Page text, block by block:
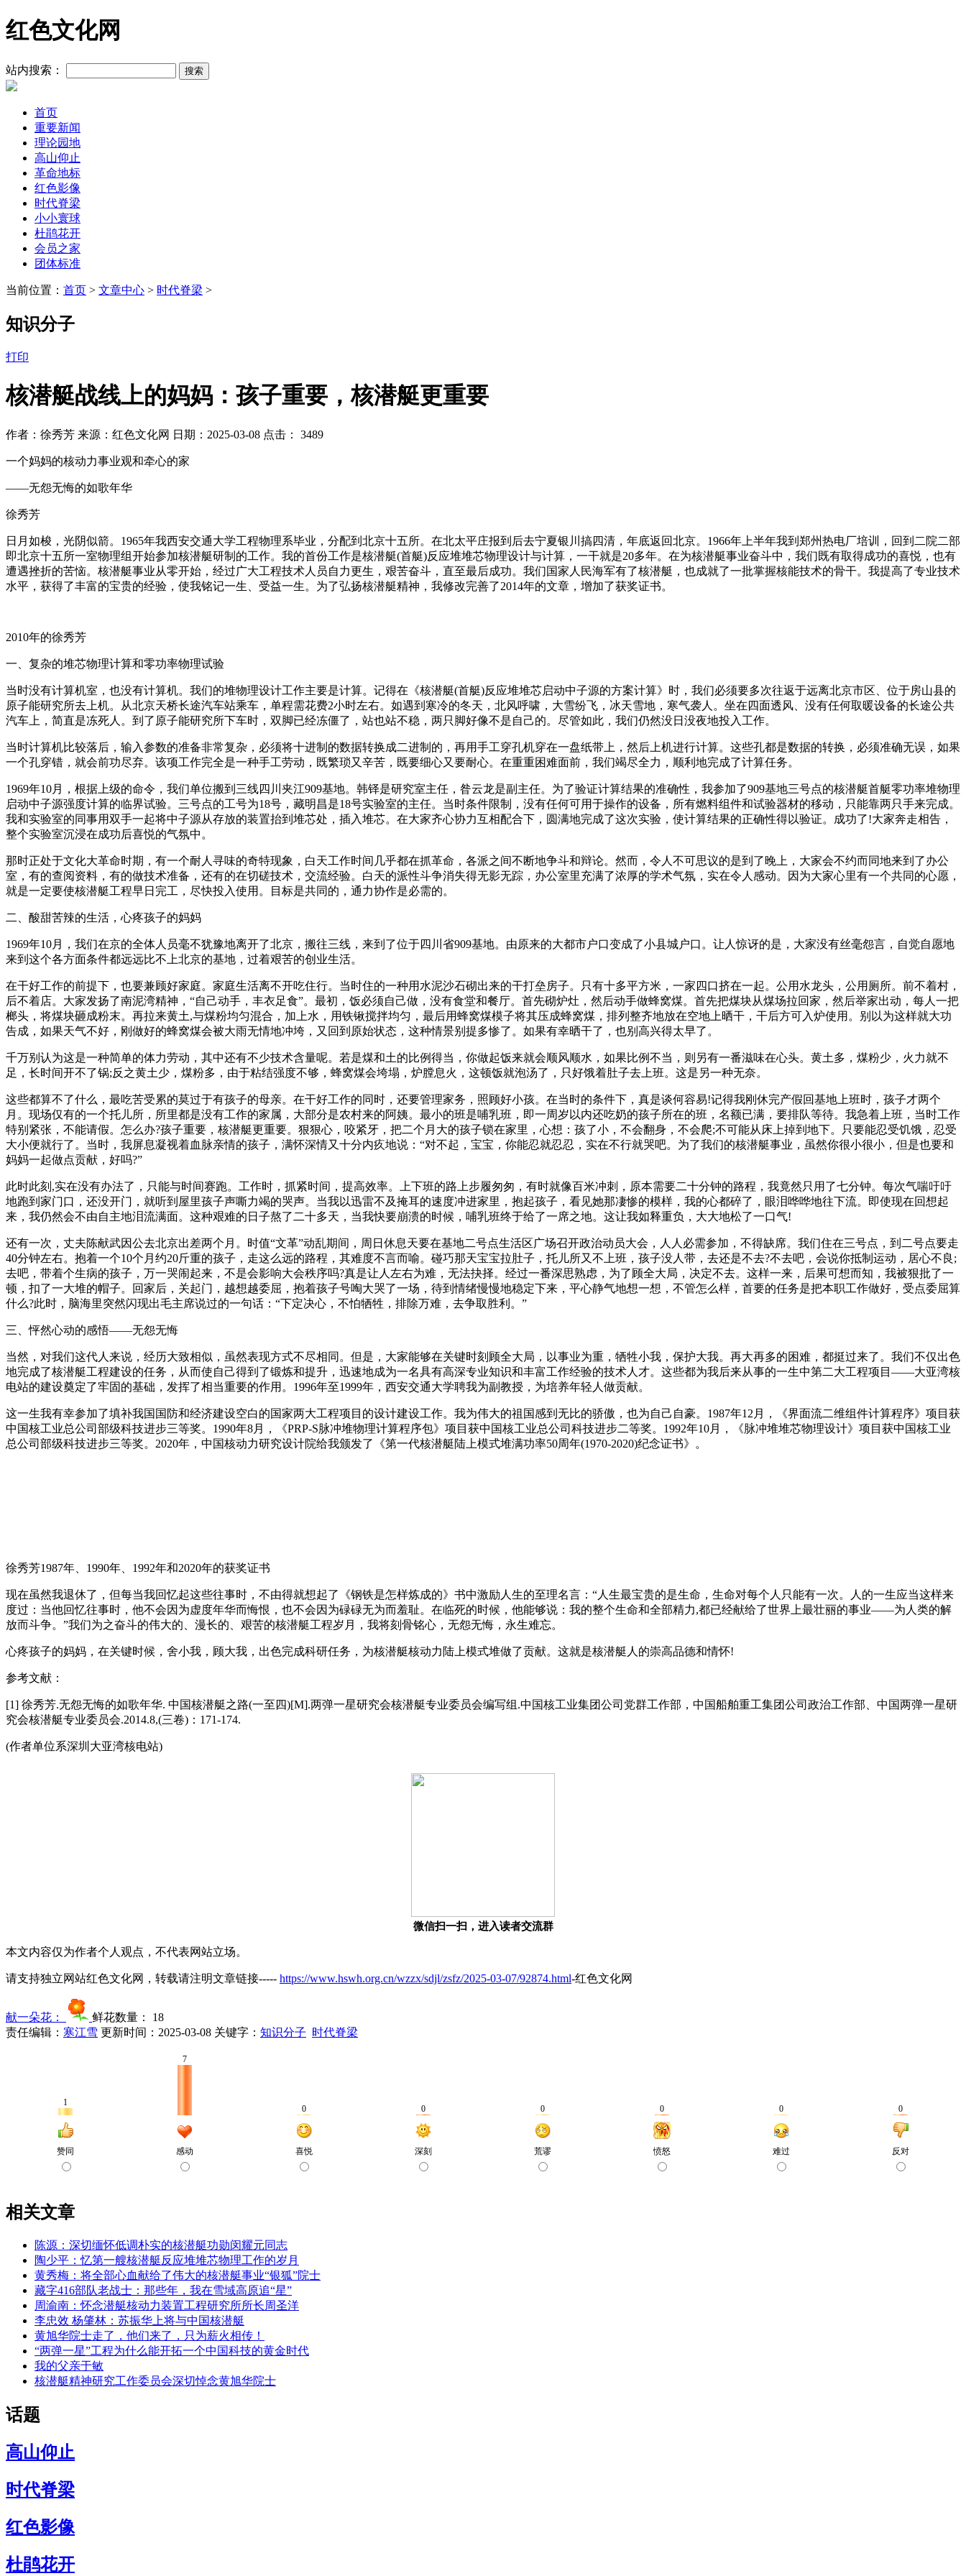
红色文化网
站内搜索：
首页
重要新闻
理论园地
高山仰止
革命地标
红色影像
时代脊梁
小小寰球
杜鹃花开
会员之家
团体标准
当前位置： 首页 > 文章中心 > 时代脊梁 >
知识分子
打印
核潜艇战线上的妈妈：孩子重要，核潜艇更重要
作者：徐秀芳 来源：红色文化网 日期：2025-03-08 点击： 3489
一个妈妈的核动力事业观和牵心的家
——无怨无悔的如歌年华
徐秀芳
日月如梭，光阴似箭。1965年我西安交通大学工程物理系毕业，分配到北京十五所。在北太平庄报到后去宁夏银川搞四清，年底返回北京。1966年上半年我到郑州热电厂培训，回到二院二部
即北京十五所一室物理组开始参加核潜艇研制的工作。我的首份工作是核潜艇(首艇)反应堆堆芯物理设计与计算，一干就是20多年。在为核潜艇事业奋斗中，我们既有取得成功的喜悦，也有
遭遇挫折的苦恼。核潜艇事业从零开始，经过广大工程技术人员自力更生，艰苦奋斗，直至最后成功。我们国家人民海军有了核潜艇，也成就了一批掌握核能技术的骨干。我提高了专业技术
水平，获得了丰富的宝贵的经验，使我铭记一生、受益一生。为了弘扬核潜艇精神，我修改完善了2014年的文章，增加了获奖证书。
2010年的徐秀芳
一、复杂的堆芯物理计算和零功率物理试验
当时没有计算机室，也没有计算机。我们的堆物理设计工作主要是计算。记得在《核潜艇(首艇)反应堆堆芯启动中子源的方案计算》时，我们必须要多次往返于远离北京市区、位于房山县的
原子能研究所去上机。从北京天桥长途汽车站乘车，单程需花费2小时左右。如遇到寒冷的冬天，北风呼啸，大雪纷飞，冰天雪地，寒气袭人。坐在四面透风、没有任何取暖设备的长途公共
汽车上，简直是冻死人。到了原子能研究所下车时，双脚已经冻僵了，站也站不稳，两只脚好像不是自己的。尽管如此，我们仍然没日没夜地投入工作。
当时计算机比较落后，输入参数的准备非常复杂，必须将十进制的数据转换成二进制的，再用手工穿孔机穿在一盘纸带上，然后上机进行计算。这些孔都是数据的转换，必须准确无误，如果
一个孔穿错，就会前功尽弃。该项工作完全是一种手工劳动，既繁琐又辛苦，既要细心又要耐心。在重重困难面前，我们竭尽全力，顺利地完成了计算任务。
1969年10月，根据上级的命令，我们单位搬到三线四川夹江909基地。韩铎是研究室主任，昝云龙是副主任。为了验证计算结果的准确性，我参加了909基地三号点的核潜艇首艇零功率堆物理
启动中子源强度计算的临界试验。三号点的工号为18号，藏明昌是18号实验室的主任。当时条件限制，没有任何可用于操作的设备，所有燃料组件和试验器材的移动，只能靠两只手来完成。
我和实验室的同事用双手一起将中子源从存放的装置抬到堆芯处，插入堆芯。在大家齐心协力互相配合下，圆满地完成了这次实验，使计算结果的正确性得以验证。成功了!大家奔走相告，
整个实验室沉浸在成功后喜悦的气氛中。
那时正处于文化大革命时期，有一个耐人寻味的奇特现象，白天工作时间几乎都在抓革命，各派之间不断地争斗和辩论。然而，令人不可思议的是到了晚上，大家会不约而同地来到了办公
室，有的查阅资料，有的做技术准备，还有的在切磋技术，交流经验。白天的派性斗争消失得无影无踪，办公室里充满了浓厚的学术气氛，实在令人感动。因为大家心里有一个共同的心愿，
就是一定要使核潜艇工程早日完工，尽快投入使用。目标是共同的，通力协作是必需的。
二、酸甜苦辣的生活，心疼孩子的妈妈
1969年10月，我们在京的全体人员毫不犹豫地离开了北京，搬往三线，来到了位于四川省909基地。由原来的大都市户口变成了小县城户口。让人惊讶的是，大家没有丝毫怨言，自觉自愿地
来到这个各方面条件都远远比不上北京的基地，过着艰苦的创业生活。
在干好工作的前提下，也要兼顾好家庭。家庭生活离不开吃住行。当时住的一种用水泥沙石砌出来的干打垒房子。只有十多平方米，一家四口挤在一起。公用水龙头，公用厕所。前不着村，
后不着店。大家发扬了南泥湾精神，“自己动手，丰衣足食”。最初，饭必须自己做，没有食堂和餐厅。首先砌炉灶，然后动手做蜂窝煤。首先把煤块从煤场拉回家，然后举家出动，每人一把
榔头，将煤块砸成粉末。再拉来黄土,与煤粉均匀混合，加上水，用铁锹搅拌均匀，最后用蜂窝煤模子将其压成蜂窝煤，排列整齐地放在空地上晒干，干后方可入炉使用。别以为这样就大功
告成，如果天气不好，刚做好的蜂窝煤会被大雨无情地冲垮，又回到原始状态，这种情景别提多惨了。如果有幸晒干了，也别高兴得太早了。
千万别认为这是一种简单的体力劳动，其中还有不少技术含量呢。若是煤和土的比例得当，你做起饭来就会顺风顺水，如果比例不当，则另有一番滋味在心头。黄土多，煤粉少，火力就不
足，长时间开不了锅;反之黄土少，煤粉多，由于粘结强度不够，蜂窝煤会垮塌，炉膛息火，这顿饭就泡汤了，只好饿着肚子去上班。这是另一种无奈。
这些都算不了什么，最吃苦受累的莫过于有孩子的母亲。在干好工作的同时，还要管理家务，照顾好小孩。在当时的条件下，真是谈何容易!记得我刚休完产假回基地上班时，孩子才两个
月。现场仅有的一个托儿所，所里都是没有工作的家属，大部分是农村来的阿姨。最小的班是哺乳班，即一周岁以内还吃奶的孩子所在的班，名额已满，要排队等待。我急着上班，当时工作
特别紧张，不能请假。怎么办?孩子重要，核潜艇更重要。狠狠心，咬紧牙，把二个月大的孩子锁在家里，心想：孩了小，不会翻身，不会爬;不可能从床上掉到地下。只要能忍受饥饿，忍受
大小便就行了。当时，我屏息凝视着血脉亲情的孩子，满怀深情又十分内疚地说：“对不起，宝宝，你能忍就忍忍，实在不行就哭吧。为了我们的核潜艇事业，虽然你很小很小，但是也要和
妈妈一起做点贡献，好吗?”
此时此刻,实在没有办法了，只能与时间赛跑。工作时，抓紧时间，提高效率。上下班的路上步履匆匆，有时就像百米冲刺，原本需要二十分钟的路程，我竟然只用了七分钟。每次气喘吁吁
地跑到家门口，还没开门，就听到屋里孩子声嘶力竭的哭声。当我以迅雷不及掩耳的速度冲进家里，抱起孩子，看见她那凄惨的模样，我的心都碎了，眼泪哗哗地往下流。即使现在回想起
来，我仍然会不由自主地泪流满面。这种艰难的日子熬了二十多天，当我快要崩溃的时候，哺乳班终于给了一席之地。这让我如释重负，大大地松了一口气!
还有一次，丈夫陈献武因公去北京出差两个月。时值“文革”动乱期间，周日休息天要在基地二号点生活区广场召开政治动员大会，人人必需参加，不得缺席。我们住在三号点，到二号点要走
40分钟左右。抱着一个10个月约20斤重的孩子，走这么远的路程，其难度不言而喻。碰巧那天宝宝拉肚子，托儿所又不上班，孩子没人带，去还是不去?不去吧，会说你抵制运动，居心不良;
去吧，带着个生病的孩子，万一哭闹起来，不是会影响大会秩序吗?真是让人左右为难，无法抉择。经过一番深思熟虑，为了顾全大局，决定不去。这样一来，后果可想而知，我被狠批了一
顿，扣了一大堆的帽子。回家后，关起门，越想越委屈，抱着孩子号啕大哭了一场，待到情绪慢慢地稳定下来，平心静气地想一想，不管怎么样，首要的任务是把本职工作做好，受点委屈算
什么?此时，脑海里突然闪现出毛主席说过的一句话：“下定决心，不怕牺牲，排除万难，去争取胜利。”
三、怦然心动的感悟——无怨无悔
当然，对我们这代人来说，经历大致相似，虽然表现方式不尽相同。但是，大家能够在关键时刻顾全大局，以事业为重，牺牲小我，保护大我。再大再多的困难，都挺过来了。我们不仅出色
地完成了核潜艇工程建设的任务，从而使自己得到了锻炼和提升，迅速地成为一名具有高深专业知识和丰富工作经验的技术人才。这些都为我后来从事的一生中第二大工程项目——大亚湾核
电站的建设奠定了牢固的基础，发挥了相当重要的作用。1996年至1999年，西安交通大学聘我为副教授，为培养年轻人做贡献。
这一生我有幸参加了填补我国国防和经济建设空白的国家两大工程项目的设计建设工作。我为伟大的祖国感到无比的骄傲，也为自己自豪。1987年12月，《界面流二维组件计算程序》项目获
中国核工业总公司部级科技进步三等奖。1990年8月，《PRP-S脉冲堆物理计算程序包》项目获中国核工业总公司科技进步二等奖。1992年10月，《脉冲堆堆芯物理设计》项目获中国核工业
总公司部级科技进步三等奖。2020年，中国核动力研究设计院给我颁发了《第一代核潜艇陆上模式堆满功率50周年(1970-2020)纪念证书》。
徐秀芳1987年、1990年、1992年和2020年的获奖证书
现在虽然我退休了，但每当我回忆起这些往事时，不由得就想起了《钢铁是怎样炼成的》书中激励人生的至理名言：“人生最宝贵的是生命，生命对每个人只能有一次。人的一生应当这样来
度过：当他回忆往事时，他不会因为虚度年华而悔恨，也不会因为碌碌无为而羞耻。在临死的时候，他能够说：我的整个生命和全部精力,都已经献给了世界上最壮丽的事业——为人类的解
放而斗争。”我们为之奋斗的伟大的、漫长的、艰苦的核潜艇工程岁月，我将刻骨铭心，无怨无悔，永生难忘。
心疼孩子的妈妈，在关键时候，舍小我，顾大我，出色完成科研任务，为核潜艇核动力陆上模式堆做了贡献。这就是核潜艇人的崇高品德和情怀!
参考文献：
[1] 徐秀芳.无怨无悔的如歌年华. 中国核潜艇之路(一至四)[M].两弹一星研究会核潜艇专业委员会编写组.中国核工业集团公司党群工作部，中国船舶重工集团公司政治工作部、中国两弹一星研
究会核潜艇专业委员会.2014.8,(三卷)：171-174.
(作者单位系深圳大亚湾核电站)
微信扫一扫，进入读者交流群
本文内容仅为作者个人观点，不代表网站立场。
请支持独立网站红色文化网，转载请注明文章链接----- https://www.hswh.org.cn/wzzx/sdjl/zsfz/2025-03-07/92874.html-红色文化网
献一朵花： 鲜花数量： 18
责任编辑： 寒江雪 更新时间：2025-03-08 关键字： 知识分子 时代脊梁
相关文章
陈源：深切缅怀低调朴实的核潜艇功勋闵耀元同志
陶少平：忆第一艘核潜艇反应堆堆芯物理工作的岁月
黄秀梅：将全部心血献给了伟大的核潜艇事业“银狐”院士
藏字416部队老战士：那些年，我在雪域高原追“星”
周渝南：怀念潜艇核动力装置工程研究所所长周圣洋
李忠效 杨肇林：苏振华上将与中国核潜艇
黄旭华院士走了，他们来了，只为薪火相传！
“两弹一星”工程为什么能开拓一个中国科技的黄金时代
我的父亲于敏
核潜艇精神研究工作委员会深切悼念黄旭华院士
话题
高山仰止
时代脊梁
红色影像
杜鹃花开